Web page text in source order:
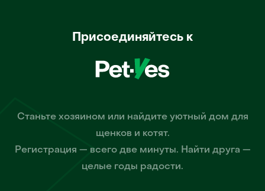
Присоединяйтесь к
Станьте хозяином или найдите уютный дом для
щенков и котят.
Регистрация — всего две минуты. Найти друга —
целые годы радости.